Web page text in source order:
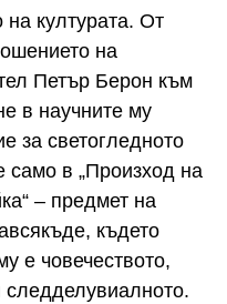
на културата. От
на
Петър Берон към
в научните му
за светогледното
само в „Произход на
– предмет на
където
е човечеството,
следделувиалното.